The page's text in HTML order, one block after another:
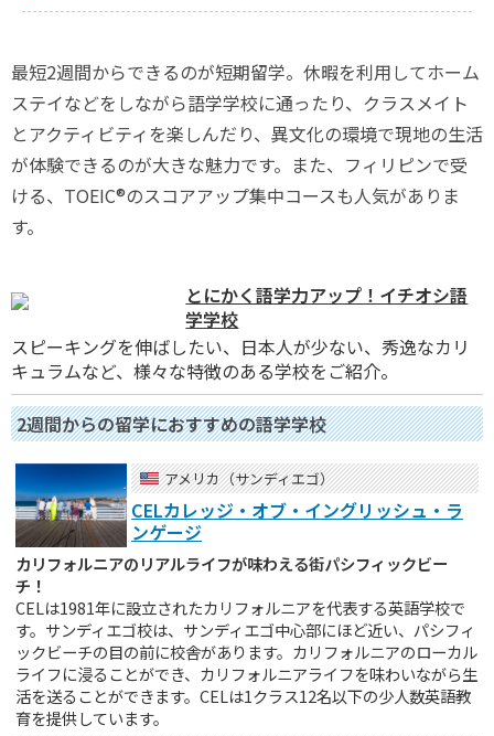
最短2週間からできるのが短期留学。休暇を利用してホーム
ステイなどをしながら語学学校に通ったり、クラスメイト
とアクティビティを楽しんだり、異文化の環境で現地の生活
が体験できるのが大きな魅力です。また、フィリピンで受
ける、TOEIC®のスコアアップ集中コースも人気がありま
す。
とにかく語学力アップ！イチオシ語
学学校
スピーキングを伸ばしたい、日本人が少ない、秀逸なカリ
キュラムなど、様々な特徴のある学校をご紹介。
2週間からの留学におすすめの語学学校
アメリカ（サンディエゴ）
CELカレッジ・オブ・イングリッシュ・ラ
ンゲージ
カリフォルニアのリアルライフが味わえる街パシフィックビー
チ！
CELは1981年に設立されたカリフォルニアを代表する英語学校で
す。サンディエゴ校は、サンディエゴ中心部にほど近い、パシフィ
ックビーチの目の前に校舎があります。カリフォルニアのローカル
ライフに浸ることができ、カリフォルニアライフを味わいながら生
活を送ることができます。CELは1クラス12名以下の少人数英語教
育を提供しています。